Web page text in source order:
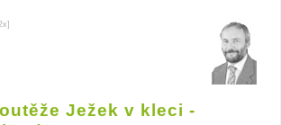
Ježek v kleci -